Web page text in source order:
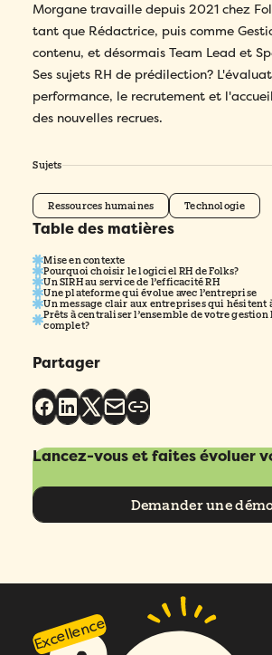
Morgane travaille depuis 2021 chez
tant que Rédactrice, puis comme
contenu, et désormais Team Lead et
Ses sujets RH de prédilection?
performance, le recrutement et
des nouvelles recrues.
Sujets
Ressources humaines Technologie
Table des matières
Mise en contexte
Pourquoi choisir le logiciel RH de Folks?
Un SIRH au service de l’efficacité RH
Une plateforme qui évolue avec l’entreprise
Un message clair aux entreprises qui hésitent
Prêts à centraliser l’ensemble de votre gestion
complet?
Partager
Lancez-vous et faites évoluer
Demander une
Excellence